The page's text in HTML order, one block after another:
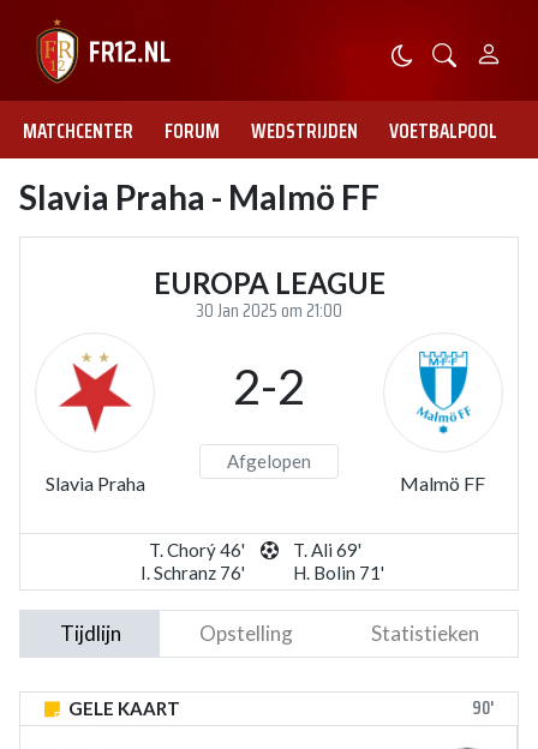
MATCHCENTER FORUM WEDSTRIJDEN VOETBALPOOL
Slavia Praha - Malmö FF
EUROPA LEAGUE
30 Jan 2025 om 21:00
Slavia Praha
2-2
Afgelopen
Malmö FF
T. Chorý 46'
I. Schranz 76'
T. Ali 69'
H. Bolin 71'
Tijdlijn Opstelling Statistieken
GELE KAART 90'